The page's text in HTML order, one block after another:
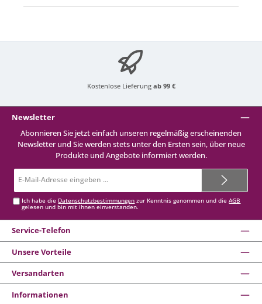
Kostenlose Lieferung ab 99 €
Newsletter
Abonnieren Sie jetzt einfach unseren regelmäßig erscheinenden
Newsletter und Sie werden stets unter den Ersten sein, über neue
Produkte und Angebote informiert werden.
Mail-
Ich habe die Datenschutzbestimmungen zur Kenntnis genommen und dieAGB
gelesen und bin mit ihnen einverstanden.
Service-Telefon
Unsere Vorteile
Versandarten
Informationen